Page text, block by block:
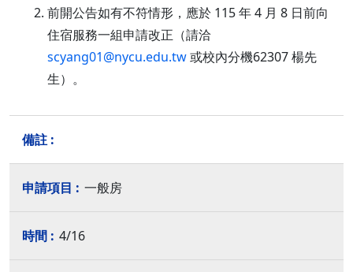
前開公告如有不符情形，應於 115 年 4 月 8 日前向
住宿服務一組申請改正（請洽
scyang01@nycu.edu.tw或校內分機62307 楊先
生）。
一般房
4/16